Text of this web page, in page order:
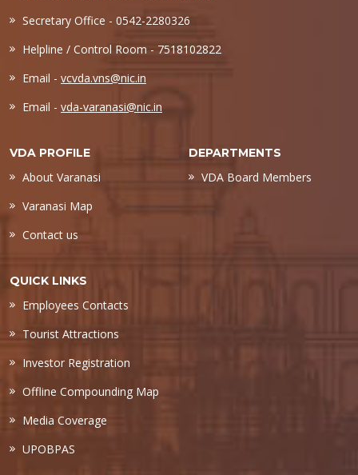
Secretary Office - 0542-2280326
Helpline / Control Room - 7518102822
Email - vcvda.vns@nic.in
Email - vda-varanasi@nic.in
VDA PROFILE
About Varanasi
Varanasi Map
Contact us
DEPARTMENTS
VDA Board Members
QUICK LINKS
Employees Contacts
Tourist Attractions
Investor Registration
Offline Compounding Map
Media Coverage
UPOBPAS